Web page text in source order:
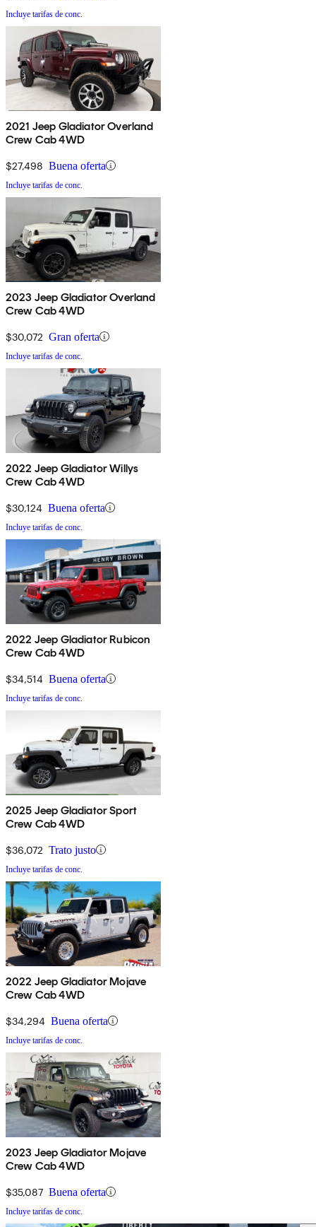
Incluye tarifas de conc.
2021 Jeep Gladiator Overland
Crew Cab 4WD
$27,498 Buena oferta
Incluye tarifas de conc.
2023 Jeep Gladiator Overland
Crew Cab 4WD
$30,072 Gran oferta
Incluye tarifas de conc.
2022 Jeep Gladiator Willys
Crew Cab 4WD
$30,124 Buena oferta
Incluye tarifas de conc.
2022 Jeep Gladiator Rubicon
Crew Cab 4WD
$34,514 Buena oferta
Incluye tarifas de conc.
2025 Jeep Gladiator Sport
Crew Cab 4WD
$36,072 Trato justo
Incluye tarifas de conc.
2022 Jeep Gladiator Mojave
Crew Cab 4WD
$34,294 Buena oferta
Incluye tarifas de conc.
2023 Jeep Gladiator Mojave
Crew Cab 4WD
$35,087 Buena oferta
Incluye tarifas de conc.